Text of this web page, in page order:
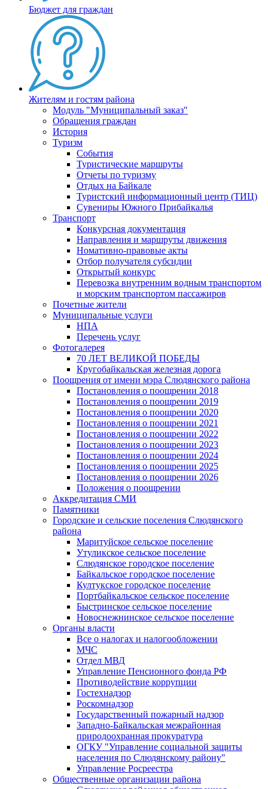
Бюджет для граждан
Жителям и гостям района
Модуль "Муниципальный заказ"
Обращения граждан
История
Туризм
События
Туристические маршруты
Отчеты по туризму
Отдых на Байкале
Туристский информационный центр (ТИЦ)
Сувениры Южного Прибайкалья
Транспорт
Конкурсная документация
Направления и маршруты движения
Номативно-правовые акты
Отбор получателя субсидии
Открытый конкурс
Перевозка внутренним водным транспортом
и морским транспортом пассажиров
Почетные жители
Муниципальные услуги
НПА
Перечень услуг
Фотогалерея
70 ЛЕТ ВЕЛИКОЙ ПОБЕДЫ
Кругобайкальская железная дорога
Поощрения от имени мэра Слюдянского района
Постановления о поощрении 2018
Постановления о поощрении 2019
Постановления о поощрении 2020
Постановления о поощрении 2021
Постановления о поощрении 2022
Постановления о поощрении 2023
Постановления о поощрении 2024
Постановления о поощрении 2025
Постановления о поощрении 2026
Положения о поощрении
Аккредитация СМИ
Памятники
Городские и сельские поселения Слюдянского
района
Маритуйское сельское поселение
Утуликское сельское поселение
Слюдянское городское поселение
Байкальское городское поселение
Култукское городское поселение
Портбайкальское сельское поселение
Быстринское сельское поселение
Новоснежнинское сельское поселение
Органы власти
Все о налогах и налогообложении
МЧС
Отдел МВД
Управление Пенсионного фонда РФ
Противодействие коррупции
Гостехнадзор
Роскомнадзор
Государственный пожарный надзор
Западно-Байкальская межрайонная
природоохранная прокуратура
ОГКУ "Управление социальной защиты
населения по Слюдянскому району"
Управление Росреестра
Общественные организации района